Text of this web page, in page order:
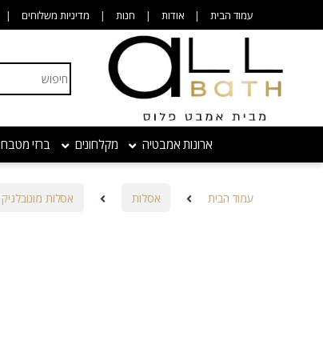
עמוד הבית אודות חנות מדיניות משלוחים
Search for:
ארונות אמבטיה מקלחונים ברזי מטבח
עמוד הבית אסלות אסלות מונובלגיק